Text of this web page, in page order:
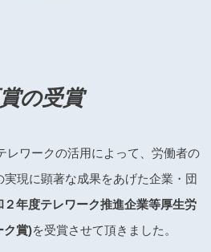
の受賞
レワークの活用によって、労働者の
実現に顕著な成果をあげた企業・団
２年度テレワーク推進企業等厚生労
ク賞)を受賞させて頂きました。